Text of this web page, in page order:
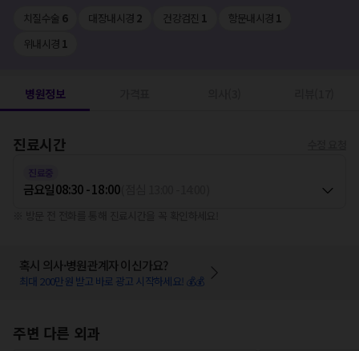
치질수술 6 대장내시경 2 건강검진 1 항문내시경 1
위내시경 1
병원정보
진료시간
진료중
금요일08:30 - 18:00
혹시 의사·병원관계자 이신가요?
최대 200만원 받고 바로 광고 시작하세요! 💰💰
주변 다른 외과